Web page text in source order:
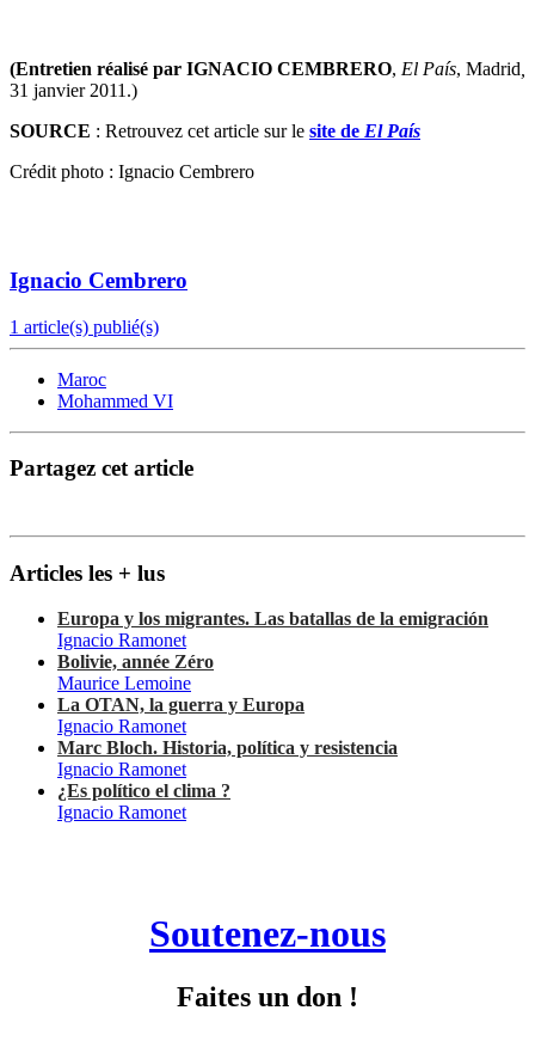
(Entretien réalisé par IGNACIO CEMBRERO, El País, Madrid
31 janvier 2011.)
SOURCE : Retrouvez cet article sur le site de El País
Crédit photo : Ignacio Cembrero
Ignacio Cembrero
1 article(s) publié(s)
Maroc
Mohammed VI
Partagez cet article
Articles les + lus
Europa y los migrantes. Las batallas de la emigración
Ignacio Ramonet
Bolivie, année Zéro
Maurice Lemoine
La OTAN, la guerra y Europa
Ignacio Ramonet
Marc Bloch. Historia, política y resistencia
Ignacio Ramonet
¿Es político el clima ?
Ignacio Ramonet
Soutenez-nous
Faites un don !